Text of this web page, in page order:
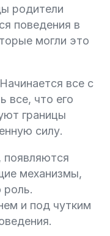
родители
поведения в
могли это
все с
все, что его
границы
силу.
появляются
механизмы,
роль.
и под чутким